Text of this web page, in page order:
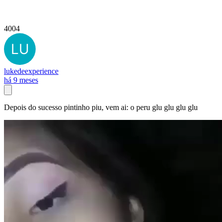
4004
lukedeexperience
há 9 meses
Depois do sucesso pintinho piu, vem ai: o peru glu glu glu glu